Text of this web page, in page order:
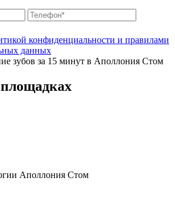
конфиденциальности и правилами
данных